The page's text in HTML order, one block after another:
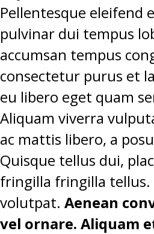
Pellentesque eleifend
pulvinar dui tempus
accumsan tempus
consectetur purus et
eu libero eget quam
Aliquam viverra
ac mattis libero, a
Quisque tellus dui,
fringilla fringilla tellus.
volutpat. Aenean
vel ornare. Aliquam